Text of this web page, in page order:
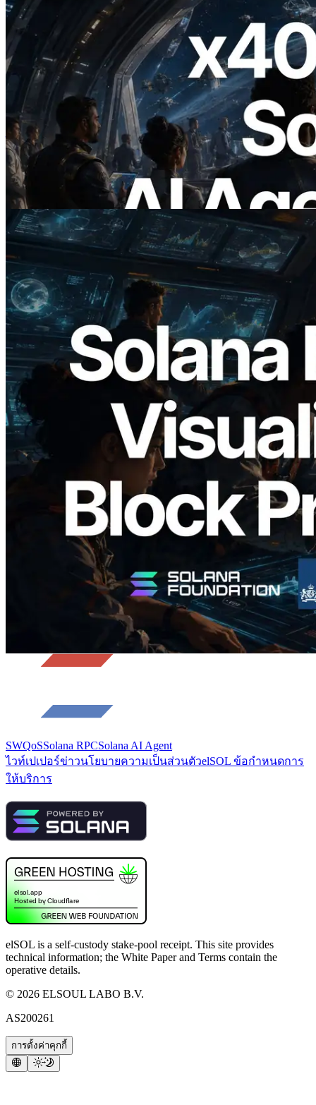
2026.07.04
ERPC เปิดตัว Solana RPC ที่รองรับ x402
— ยุคที่ AI Agent จ่ายเงินให้ API ที่ต้องใช้
แบบ On Demand
อ่านบทความนี้
2026.05.24
Validators Solutions เปิดตัว Solana Block
Analyzer — แสดงเวลาการผลิตบล็อก
ระดับ slot และบาลิเดเตอร์ที่รับผิดชอบ
SWQoSSolana RPCSolana AI Agent
ไวท์เปเปอร์ข่าวนโยบายความเป็นส่วนตัวelSOL ข้อกำหนดการ
ให้บริการ
elSOL is a self-custody stake-pool receipt. This site provides
technical information; the White Paper and Terms contain the
operative details.
© 2026 ELSOUL LABO B.V.
AS200261
การตั้งค่าคุกกี้